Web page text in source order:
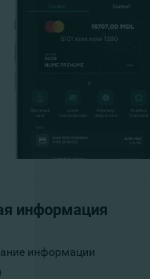
информация
информации